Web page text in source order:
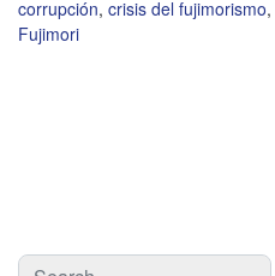
corrupción, crisis del fujimorismo,
Fujimori